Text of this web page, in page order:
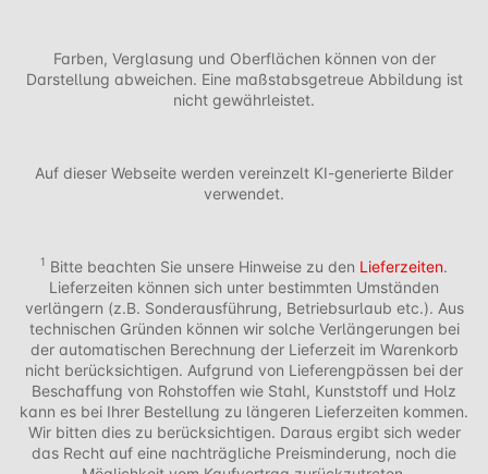
Farben, Verglasung und Oberflächen können von der
Darstellung abweichen. Eine maßstabsgetreue Abbildung ist
nicht gewährleistet.
Auf dieser Webseite werden vereinzelt KI-generierte Bilder
verwendet.
1 Bitte beachten Sie unsere Hinweise zu den Lieferzeiten.
Lieferzeiten können sich unter bestimmten Umständen
verlängern (z.B. Sonderausführung, Betriebsurlaub etc.). Aus
technischen Gründen können wir solche Verlängerungen bei
der automatischen Berechnung der Lieferzeit im Warenkorb
nicht berücksichtigen. Aufgrund von Lieferengpässen bei der
Beschaffung von Rohstoffen wie Stahl, Kunststoff und Holz
kann es bei Ihrer Bestellung zu längeren Lieferzeiten kommen.
Wir bitten dies zu berücksichtigen. Daraus ergibt sich weder
das Recht auf eine nachträgliche Preisminderung, noch die